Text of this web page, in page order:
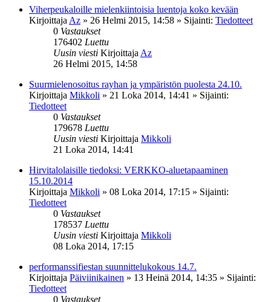
Viherpeukaloille mielenkiintoisia luentoja koko kevään
Kirjoittaja Az » 26 Helmi 2015, 14:58 » Sijainti: Tiedotteet
0 Vastaukset
176402 Luettu
Uusin viesti Kirjoittaja Az
26 Helmi 2015, 14:58
Suurmielenosoitus rayhan ja ympäristön puolesta 24.10.
Kirjoittaja Mikkoli » 21 Loka 2014, 14:41 » Sijainti:
Tiedotteet
0 Vastaukset
179678 Luettu
Uusin viesti Kirjoittaja Mikkoli
21 Loka 2014, 14:41
Hirvitalolaisille tiedoksi: VERKKO-aluetapaaminen
15.10.2014
Kirjoittaja Mikkoli » 08 Loka 2014, 17:15 » Sijainti:
Tiedotteet
0 Vastaukset
178537 Luettu
Uusin viesti Kirjoittaja Mikkoli
08 Loka 2014, 17:15
performanssifiestan suunnittelukokous 14.7.
Kirjoittaja Päiviinikainen » 13 Heinä 2014, 14:35 » Sijainti:
Tiedotteet
0 Vastaukset